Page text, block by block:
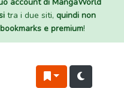
tra i due siti, quindi non
e premium!